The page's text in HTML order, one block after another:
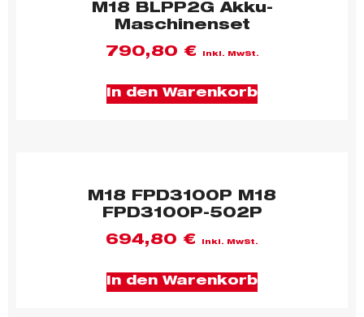
M18 BLPP2G Akku-
Maschinenset
790,80 € inkl. MwSt.
In den Warenkorb
M18 FPD3100P M18
FPD3100P-502P
694,80 € inkl. MwSt.
In den Warenkorb